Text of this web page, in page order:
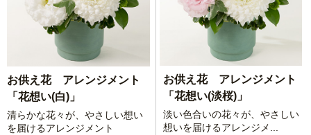
お供え花 アレンジメント
「花想い(白)」
清らかな花々が、やさしい想い
を届けるアレンジメント
お供え花 アレンジメント
「花想い(淡桜)」
淡い色合いの花々が、やさしい
想いを届けるアレンジメ...